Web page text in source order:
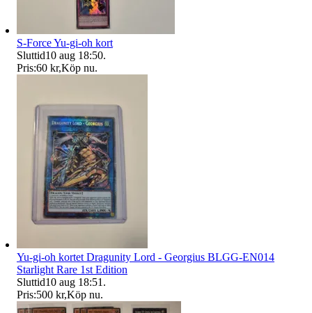
S-Force Yu-gi-oh kort
Sluttid10 aug 18:50.
Pris:60 kr,Köp nu.
Yu-gi-oh kortet Dragunity Lord - Georgius BLGG-EN014
Starlight Rare 1st Edition
Sluttid10 aug 18:51 .
Pris:500 kr,Köp nu.